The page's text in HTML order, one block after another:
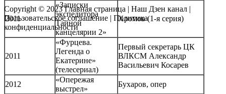
2011
«Записки
экспедитора
Тайной
канцелярии 2»
Хромов (1-я серия)
2011
«Фурцева.
Легенда о
Екатерине»
(телесериал)
Первый секретарь ЦК
ВЛКСМ Александр
Васильевич Косарев
2012
«Опережая
выстрел»
Бухаров, опер
Copyright © 2023Главная страница | Наш Дзен канал |
Пользовательское соглашение | Политика
конфиденциальности